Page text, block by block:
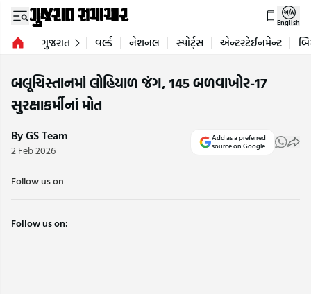
English
ગુજરાત વર્લ્ડ નેશનલ સ્પોર્ટ્સ એન્ટરટેઈનમેન્ટ
બલૂચિસ્તાનમાં લોહિયાળ જંગ, 145 બળવાખોર-17
સુરક્ષાકર્મીનાં મોત
By GS Team
2 Feb 2026
Add as a preferred
source on Google
Follow us on
Follow us on: